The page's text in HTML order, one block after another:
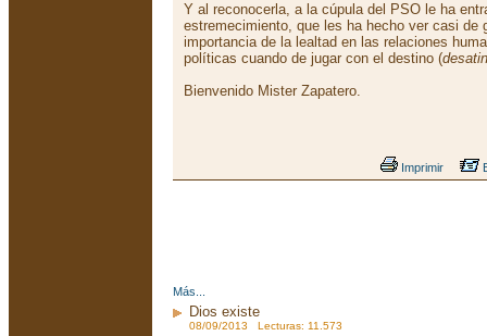
Y al reconocerla, a la cúpula del PSO le ha
estremecimiento, que les ha hecho ver casi de
importancia de la lealtad en las relaciones
políticas cuando de jugar con el destino (
Bienvenido Mister Zapatero.
Imprimir
Más...
Dios existe
08/09/2013 Lecturas: 11.573